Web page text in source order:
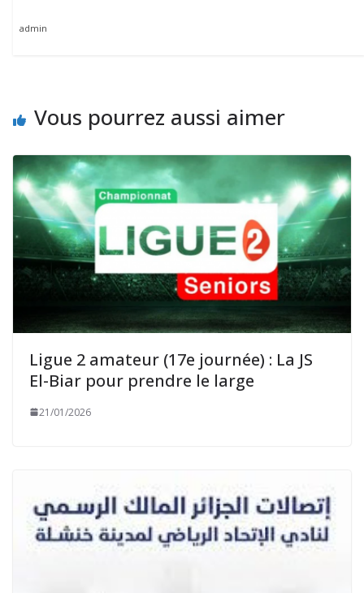
admin
Vous pourrez aussi aimer
Ligue 2 amateur (17e journée) : La JS
El-Biar pour prendre le large
21/01/2026